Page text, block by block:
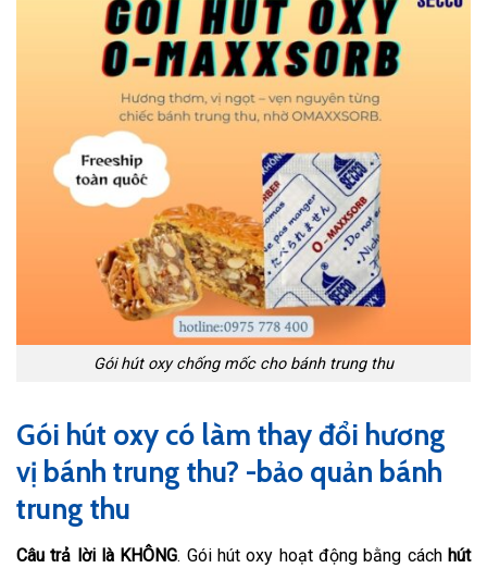
Gói hút oxy chống mốc cho bánh trung thu
Gói hút oxy có làm thay đổi hương
vị bánh trung thu? -bảo quản bánh
trung thu
Câu trả lời là KHÔNG. Gói hút oxy hoạt động bằng cách hút